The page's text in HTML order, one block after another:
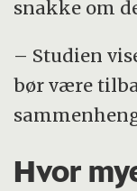
snakke om
– Studien
bør være
Hvor